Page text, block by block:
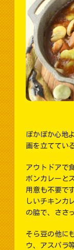
ぽかぽか心地
画を立ててい
アウトドアで
ボンカレーと
用意も不要で
しいチキンカ
の脇で、ささ
そら豆の他に
ウ、アスパラ